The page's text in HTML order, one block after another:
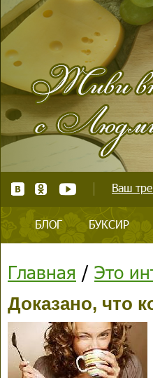
Ваш
БЛОГ БУКСИР
Главная / Это
Доказано, что